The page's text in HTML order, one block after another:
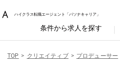
ハイクラス転職エージェント「パソナキャリア」
条件から求人を探す
TOP クリエイティブ プロデューサー